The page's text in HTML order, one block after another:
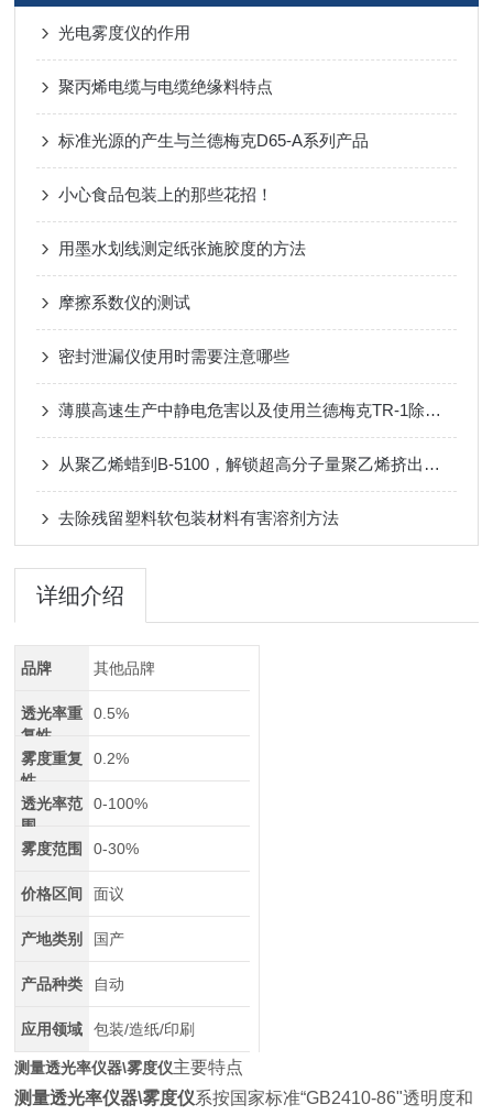
光电雾度仪的作用
聚丙烯电缆与电缆绝缘料特点
标准光源的产生与兰德梅克D65-A系列产品
小心食品包装上的那些花招！
用墨水划线测定纸张施胶度的方法
摩擦系数仪的测试
密封泄漏仪使用时需要注意哪些
薄膜高速生产中静电危害以及使用兰德梅克TR-1除静电毛刷的效果
从聚乙烯蜡到B-5100，解锁超高分子量聚乙烯挤出的纯净与高效
去除残留塑料软包装材料有害溶剂方法
详细介绍
品牌 其他品牌
透光率重
复性
0.5%
雾度重复
性
0.2%
透光率范
围
0-100%
雾度范围 0-30%
价格区间 面议
产地类别 国产
产品种类 自动
应用领域 包装/造纸/印刷
测量透光率仪器\雾度仪主要特点
测量透光率仪器\雾度仪系按国家标准“GB2410-86"透明度和